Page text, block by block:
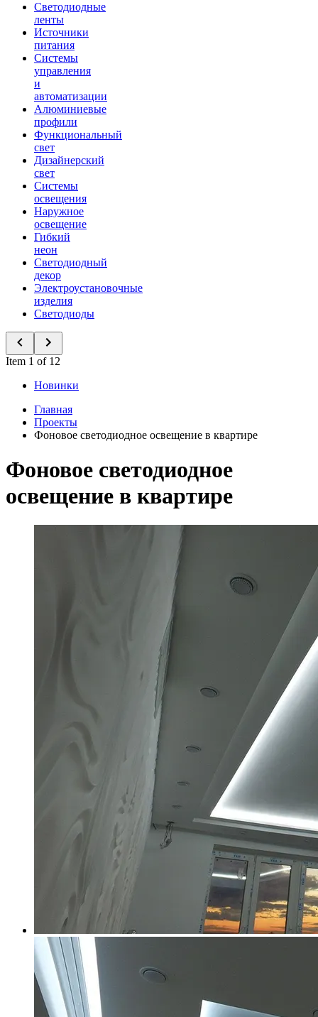
Светодиодные
ленты
Источники
питания
Системы
управления
и
автоматизации
Алюминиевые
профили
Функциональный
свет
Дизайнерский
свет
Системы
освещения
Наружное
освещение
Гибкий
неон
Светодиодный
декор
Электроустановочные
изделия
Светодиоды
Item 1 of 12
Новинки
Главная
Проекты
Фоновое светодиодное освещение в квартире
Фоновое светодиодное
освещение в квартире